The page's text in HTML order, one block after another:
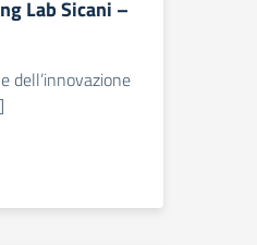
Lab Sicani –
dell’innovazione